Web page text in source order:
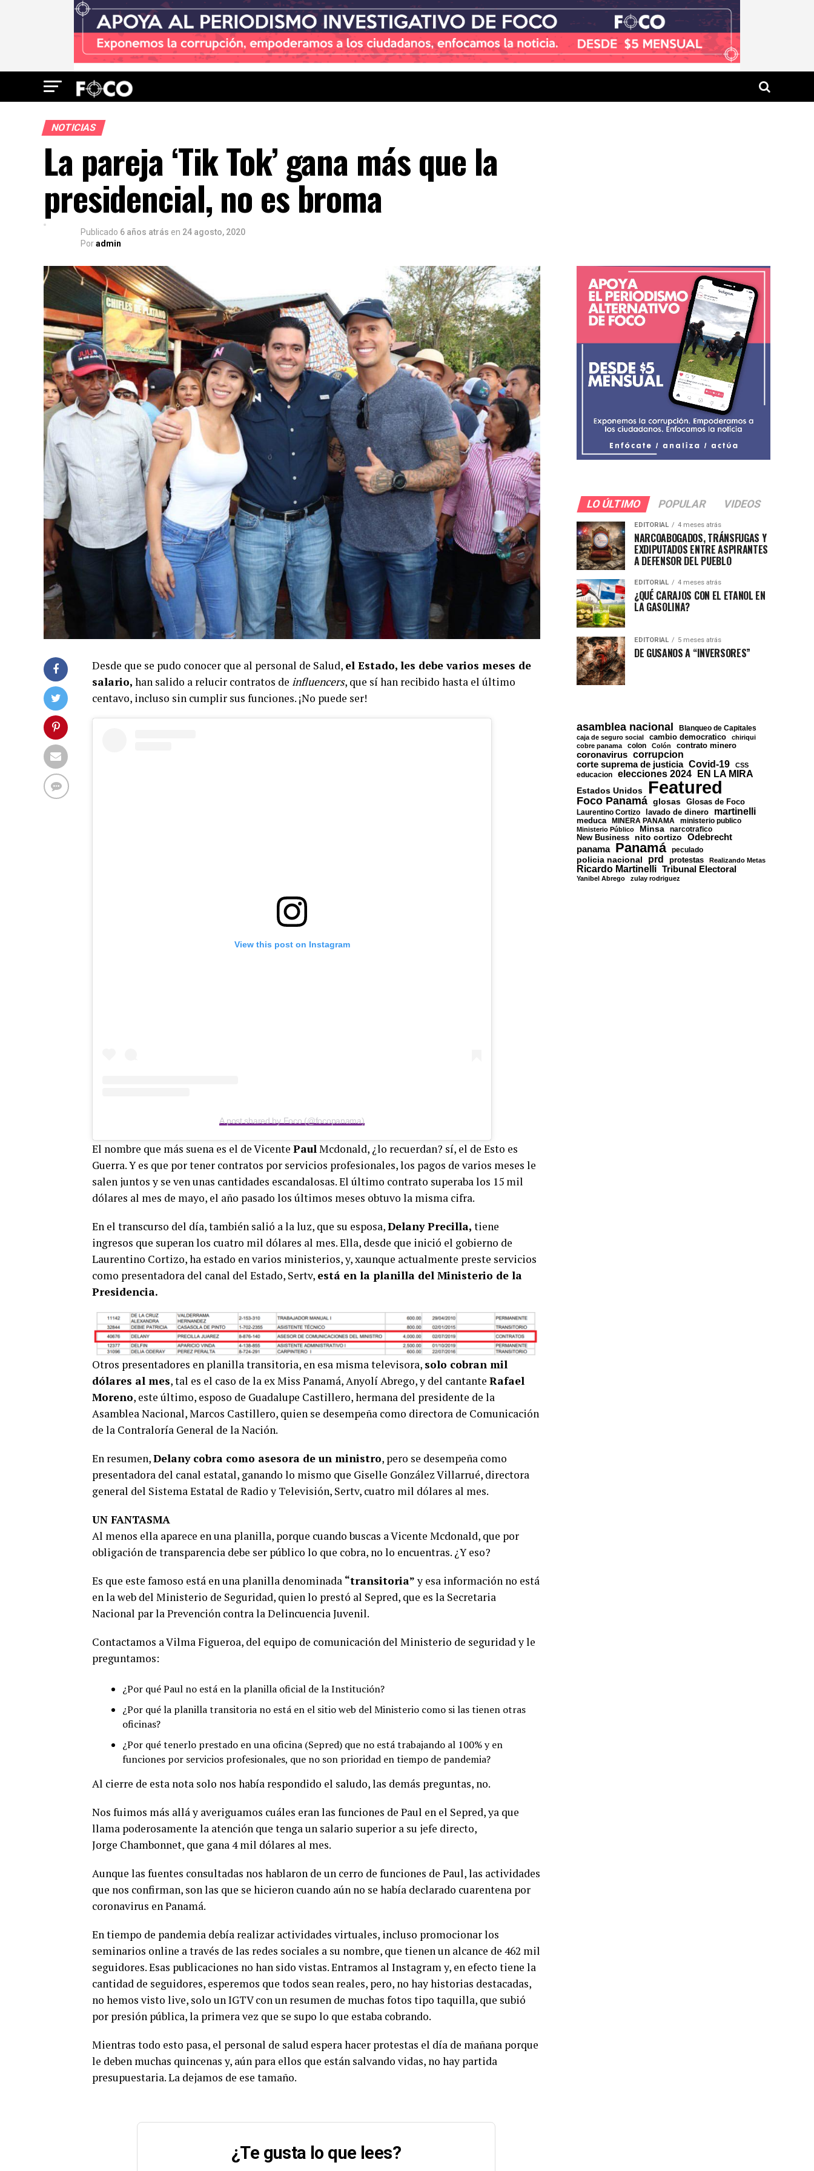
NOTICIAS
La pareja ‘Tik Tok’ gana más que la
presidencial, no es broma
Publicado 6 años atrás en 24 agosto, 2020
Poradmin
Desde que se pudo conocer que al personal de Salud, el Estado, les debe varios meses de
salario, han salido a relucir contratos de influencers, que sí han recibido hasta el último
centavo, incluso sin cumplir sus funciones. ¡No puede ser!
View this post on Instagram
A post shared by Foco (@focopanama)
El nombre que más suena es el de Vicente Paul Mcdonald, ¿lo recuerdan? sí, el de Esto es
Guerra. Y es que por tener contratos por servicios profesionales, los pagos de varios meses le
salen juntos y se ven unas cantidades escandalosas. El último contrato superaba los 15 mil
dólares al mes de mayo, el año pasado los últimos meses obtuvo la misma cifra.
En el transcurso del día, también salió a la luz, que su esposa,Delany Precilla, tiene
ingresos que superan los cuatro mil dólares al mes. Ella, desde que inició el gobierno de
Laurentino Cortizo, ha estado en varios ministerios, y, xaunque actualmente preste servicios
como presentadora del canal del Estado, Sertv, está en la planilla del Ministerio de la
Presidencia.
Otros presentadores en planilla transitoria, en esa misma televisora, solo cobran mil
dólares al mes, tal es el caso de la ex Miss Panamá, Anyolí Abrego, y del cantante Rafael
Moreno, este último, esposo de Guadalupe Castillero, hermana del presidente de la
Asamblea Nacional, Marcos Castillero, quien se desempeña como directora de Comunicación
de la Contraloría General de la Nación.
En resumen,Delany cobra como asesora de un ministro, pero se desempeña como
presentadora del canal estatal, ganando lo mismo que Giselle González Villarrué, directora
general del Sistema Estatal de Radio y Televisión, Sertv, cuatro mil dólares al mes.
UN FANTASMA
Al menos ella aparece en una planilla, porque cuando buscas a Vicente Mcdonald, que por
obligación de transparencia debe ser público lo que cobra, no lo encuentras. ¿Y eso?
Es que este famoso está en una planilla denominada “transitoria”y esa información no está
en la web del Ministerio de Seguridad, quien lo prestó al Sepred, que es la Secretaria
Nacional par la Prevención contra la Delincuencia Juvenil.
Contactamos a Vilma Figueroa, del equipo de comunicación del Ministerio de seguridad y le
preguntamos:
¿Por qué Paul no está en la planilla oficial de la Institución?
¿Por qué la planilla transitoria no está en el sitio web del Ministerio como si las tienen otras
oficinas?
¿Por qué tenerlo prestado en una oficina (Sepred) que no está trabajando al 100% y en
funciones por servicios profesionales, que no son prioridad en tiempo de pandemia?
Al cierre de esta nota solo nos había respondido el saludo, las demás preguntas, no.
Nos fuimos más allá y averiguamos cuáles eran las funciones de Paul en el Sepred, ya que
llama poderosamente la atención que tenga un salario superior a su jefe directo,
Jorge Chambonnet, que gana 4 mil dólares al mes.
Aunque las fuentes consultadas nos hablaron de un cerro de funciones de Paul, las actividades
que nos confirman, son las que se hicieron cuando aún no se había declarado cuarentena por
coronavirus en Panamá.
En tiempo de pandemia debía realizar actividades virtuales, incluso promocionar los
seminarios online a través de las redes sociales a su nombre, que tienen un alcance de 462 mil
seguidores. Esas publicaciones no han sido vistas. Entramos al Instagram y, en efecto tiene la
cantidad de seguidores, esperemos que todos sean reales, pero, no hay historias destacadas,
no hemos visto live, solo un IGTV con un resumen de muchas fotos tipo taquilla, que subió
por presión pública, la primera vez que se supo lo que estaba cobrando.
Mientras todo esto pasa, el personal de salud espera hacer protestas el día de mañana porque
le deben muchas quincenas y, aún para ellos que están salvando vidas, no hay partida
presupuestaria. La dejamos de ese tamaño.
¿Te gusta lo que lees?
LO ÚLTIMO POPULAR VIDEOS
EDITORIAL 4 meses atrás
NARCOABOGADOS, TRÁNSFUGAS Y
EXDIPUTADOS ENTRE ASPIRANTES
A DEFENSOR DEL PUEBLO
EDITORIAL 4 meses atrás
¿QUÉ CARAJOS CON EL ETANOL EN
LA GASOLINA?
EDITORIAL 5 meses atrás
DE GUSANOS A “INVERSORES”
asamblea nacional Blanqueo de Capitales
caja de seguro social cambio democratico
chiriqui
cobre panama
colon Colón contrato minero
coronavirus corrupcion
corte suprema de justicia Covid-19 CSS
educacion elecciones 2024 EN LA MIRA
Estados Unidos Featured
Foco Panamá glosas Glosas de Foco
Laurentino Cortizo lavado de dinero martinelli
meduca MINERA PANAMA ministerio publico
Ministerio Público Minsa
narcotrafico
New Business
nito cortizo Odebrecht
panama Panamá peculado
policia nacional prd protestas Realizando Metas
Ricardo Martinelli Tribunal Electoral
Yanibel Abrego zulay rodriguez